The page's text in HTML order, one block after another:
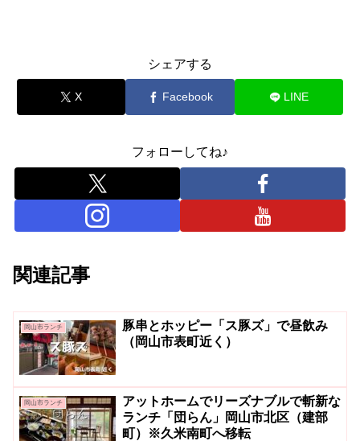
シェアする
X Facebook LINE
フォローしてね♪
関連記事
岡山市ランチ
豚串とホッピー「ス豚ズ」で昼飲み
（岡山市表町近く）
岡山市ランチ
アットホームでリーズナブルで斬新な
ランチ「団らん」岡山市北区（建部
町）※久米南町へ移転